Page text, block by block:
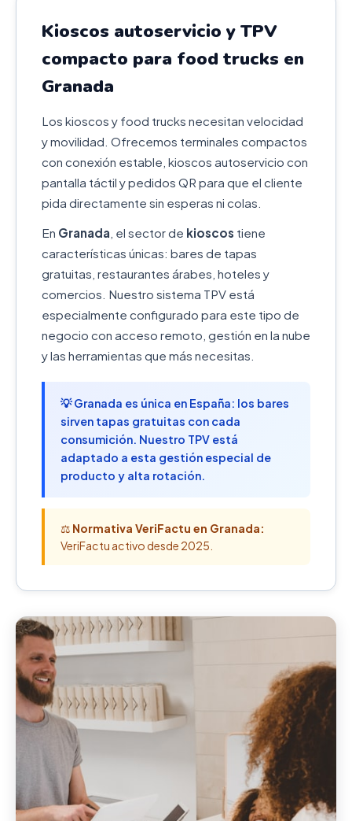
Kioscos autoservicio y TPV
compacto para food trucks en
Granada
Los kioscos y food trucks necesitan velocidad
y movilidad. Ofrecemos terminales compactos
con conexión estable, kioscos autoservicio con
pantalla táctil y pedidos QR para que el cliente
pida directamente sin esperas ni colas.
En Granada , el sector de kioscos tiene
características únicas: bares de tapas
gratuitas, restaurantes árabes, hoteles y
comercios. Nuestro sistema TPV está
especialmente configurado para este tipo de
negocio con acceso remoto, gestión en la nube
y las herramientas que más necesitas.
💡 Granada es única en España: los bares
sirven tapas gratuitas con cada
consumición. Nuestro TPV está
adaptado a esta gestión especial de
producto y alta rotación.
⚖️ Normativa VeriFactu en Granada:
VeriFactu activo desde 2025.